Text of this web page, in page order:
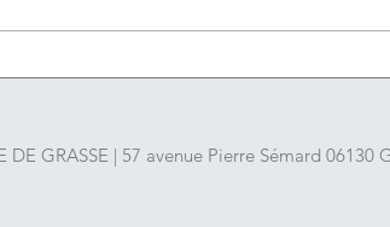
DE GRASSE | 57 avenue Pierre Sémard 06130